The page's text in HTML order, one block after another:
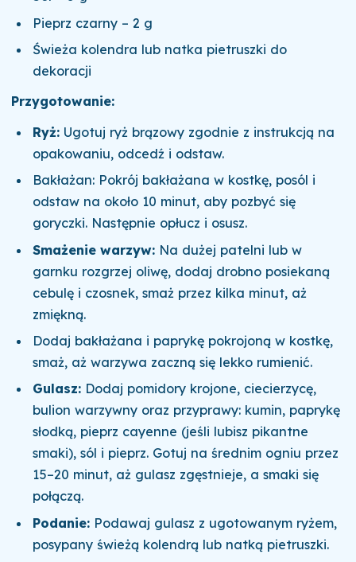
Pieprz czarny – 2 g
Świeża kolendra lub natka pietruszki do
dekoracji
Przygotowanie:
Ryż: Ugotuj ryż brązowy zgodnie z instrukcją na
opakowaniu, odcedź i odstaw.
Bakłażan: Pokrój bakłażana w kostkę, posól i
odstaw na około 10 minut, aby pozbyć się
goryczki. Następnie opłucz i osusz.
Smażenie warzyw: Na dużej patelni lub w
garnku rozgrzej oliwę, dodaj drobno posiekaną
cebulę i czosnek, smaż przez kilka minut, aż
zmiękną.
Dodaj bakłażana i paprykę pokrojoną w kostkę,
smaż, aż warzywa zaczną się lekko rumienić.
Gulasz: Dodaj pomidory krojone, ciecierzycę,
bulion warzywny oraz przyprawy: kumin, paprykę
słodką, pieprz cayenne (jeśli lubisz pikantne
smaki), sól i pieprz. Gotuj na średnim ogniu przez
15–20 minut, aż gulasz zgęstnieje, a smaki się
połączą.
Podanie: Podawaj gulasz z ugotowanym ryżem,
posypany świeżą kolendrą lub natką pietruszki.